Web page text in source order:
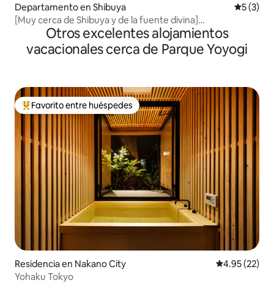
Departamento en Shibuya
5 (3)
[Muy cerca de Shibuya y de la fuente divina]
Departamento privado para 3 personas / A 10 minutos a
pie de la estación de Shibuya (60)
Otros excelentes alojamientos
vacacionales cerca de Parque Yoyogi
De los mejores en Favorito entre huéspedes
Favorito entre huéspedes
Residencia en Nakano City Calificación
4.95 (22)
Yohaku Tokyo